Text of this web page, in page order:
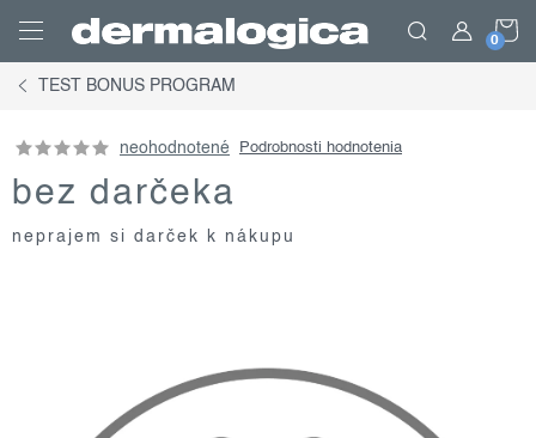
obsah
TEST BONUS PROGRAM
neohodnotené Podrobnosti hodnotenia
bez darčeka
neprajem si darček k nákupu